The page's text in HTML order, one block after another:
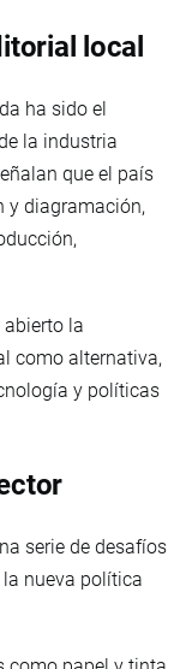
local
ha sido el
la industria
que el país
y diagramación,
la
como alternativa,
y políticas
serie de desafíos
nueva política